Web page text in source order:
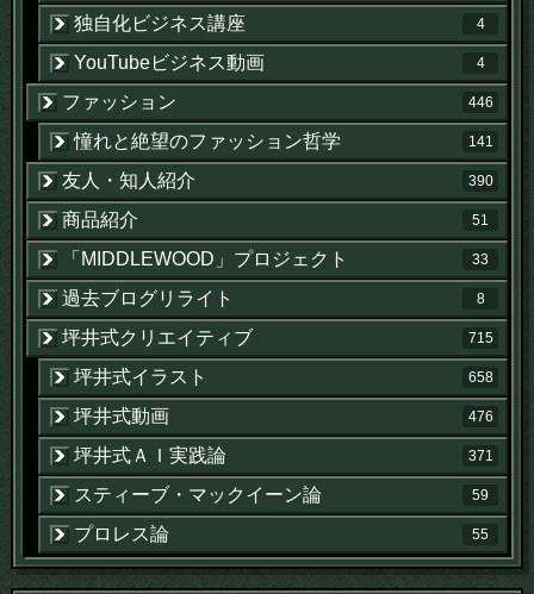
独自化ビジネス講座 4
YouTubeビジネス動画 4
ファッション 446
憧れと絶望のファッション哲学 141
友人・知人紹介 390
商品紹介 51
「MIDDLEWOOD」プロジェクト 33
過去ブログリライト 8
坪井式クリエイティブ 715
坪井式イラスト 658
坪井式動画 476
坪井式ＡＩ実践論 371
スティーブ・マックイーン論 59
プロレス論 55